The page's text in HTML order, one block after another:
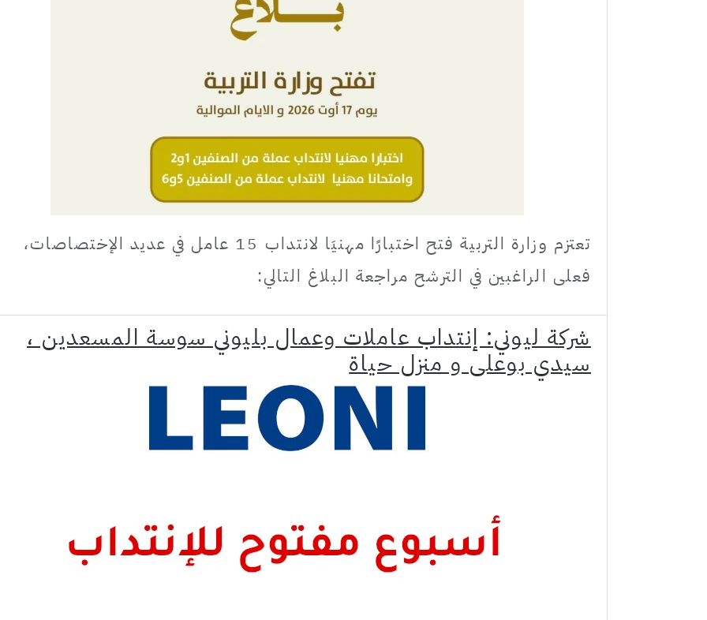
تعتزم وزارة التربية فتح اختبارًا مهنيَا لانتداب 15 عامل في عديد الإختصاصات،
فعلى الراغبين في الترشح مراجعة البلاغ التالي:
شركة ليوني: إنتداب عاملات وعمال بليوني سوسة المسعدين ،
سيدي بوعلي و منزل حياة